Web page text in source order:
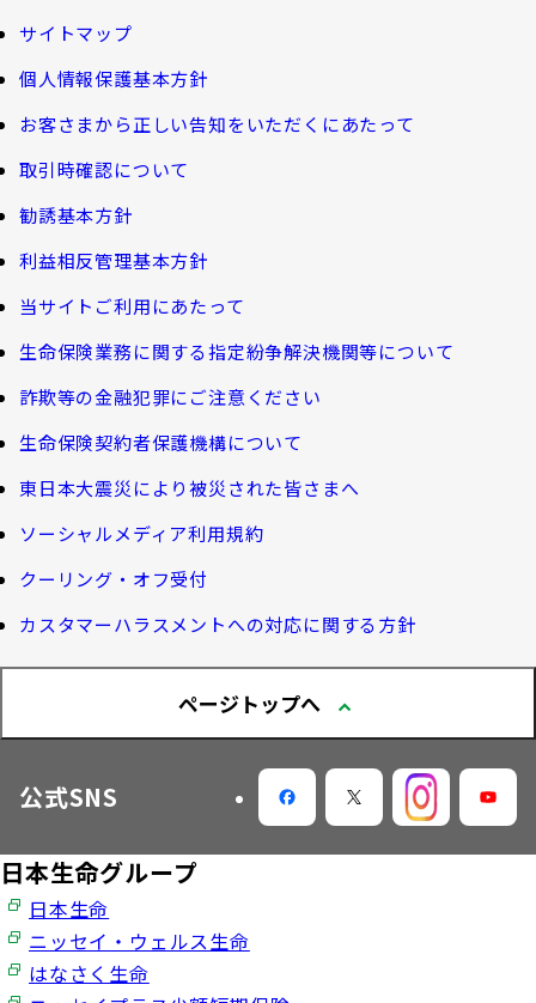
保険料の払込み・貸付金のご返済
マイナンバーカードによるお手続き
その他のお手続き
ご契約者さま向けサービス
諸利率のお知らせ
お客さま宛通知「大樹生命からのお知ら
せ」について
生命保険料控除制度について
Web版「ご契約のしおり－約款」
生命保険について知る
大樹あんしんナビゲーター
福利厚生制度関連
福利厚生制度等
ガイドブック「団体保険における保険金・給付金
のご請求手続きとお支払いについて」
大樹 企業保険ダイレクトシステム（団体保険の
各種照会・お手続きサービス）
団体年金制度関連
団体年金制度
団体年金運用商品
確定給付企業年金オンラインサービス（CPBS）
企業年金の事務再委託先変更について（契約者さ
ま専用サイト）
企業保険特別勘定運用実績照会サービス
大樹生命ブログ
お金について知る
公的保障試算ツール
相続税シミュレーション
教育費シミュレーター
長生き診断
体内環境チェック
認知症について知る
大樹の認知症サポートサービス
認知症コラム
認知機能チェック
大樹らいふ倶楽部紹介
大樹生命について トップ
トップメッセージ
会社情報
業績案内
お客さま本位の業務運営
サステナビリティ経営
機関投資家としての役割
大樹生命 CM紹介
サイトマップ
個人情報保護基本方針
お客さまから正しい告知をいただくにあたって
取引時確認について
勧誘基本方針
利益相反管理基本方針
当サイトご利用にあたって
生命保険業務に関する指定紛争解決機関等について
詐欺等の金融犯罪にご注意ください
生命保険契約者保護機構について
東日本大震災により被災された皆さまへ
ソーシャルメディア利用規約
クーリング・オフ受付
カスタマーハラスメントへの対応に関する方針
ページトップへ
公式SNS
日本生命グループ
日本生命
ニッセイ・ウェルス生命
はなさく生命